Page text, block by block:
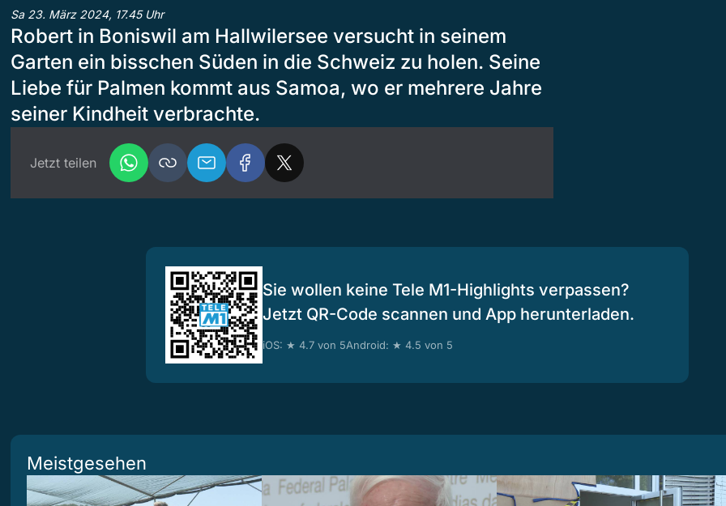
Sa 23. März 2024, 17.45 Uhr
Robert in Boniswil am Hallwilersee versucht in seinem
Garten ein bisschen Süden in die Schweiz zu holen. Seine
Liebe für Palmen kommt aus Samoa, wo er mehrere Jahre
seiner Kindheit verbrachte.
Jetzt teilen
Sie wollen keine Tele M1-Highlights verpassen?
Jetzt QR-Code scannen und App herunterladen.
iOS: ★ 4.7 von 5Android: ★ 4.5 von 5
Meistgesehen